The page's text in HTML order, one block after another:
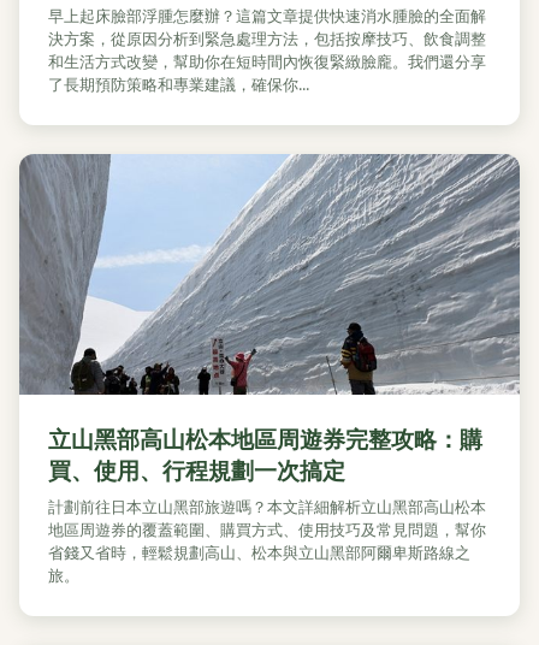
早上起床臉部浮腫怎麼辦？這篇文章提供快速消水腫臉的全面解
決方案，從原因分析到緊急處理方法，包括按摩技巧、飲食調整
和生活方式改變，幫助你在短時間內恢復緊緻臉龐。我們還分享
了長期預防策略和專業建議，確保你...
立山黑部高山松本地區周遊券完整攻略：購
買、使用、行程規劃一次搞定
計劃前往日本立山黑部旅遊嗎？本文詳細解析立山黑部高山松本
地區周遊券的覆蓋範圍、購買方式、使用技巧及常見問題，幫你
省錢又省時，輕鬆規劃高山、松本與立山黑部阿爾卑斯路線之
旅。